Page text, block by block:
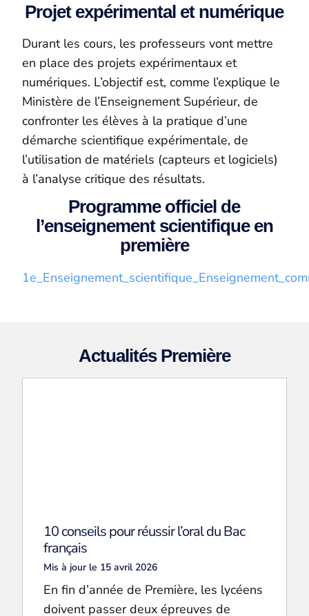
Projet expérimental et numérique
Durant les cours, les professeurs vont mettre
en place des projets expérimentaux et
numériques. L’objectif est, comme l’explique le
Ministère de l’Enseignement Supérieur, de
confronter les élèves à la pratique d’une
démarche scientifique expérimentale, de
l’utilisation de matériels (capteurs et logiciels)
à l’analyse critique des résultats.
Programme officiel de
l’enseignement scientifique en
première
Actualités Première
10 conseils pour réussir l’oral du Bac
français
Mis à jour le 15 avril 2026
En fin d’année de Première, les lycéens
doivent passer deux épreuves de